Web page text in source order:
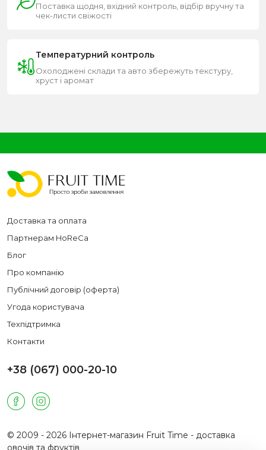
Поставка щодня, вхідний контроль, відбір вручну та
чек-листи свіжості
Температурний контроль
Охолоджені склади та авто збережуть текстуру,
хруст і аромат
Доставка та оплата
Партнерам HoReCa
Блог
Про компанію
Публічний договір (оферта)
Угода користувача
Техпідтримка
Контакти
+38 (067) 000-20-10
© 2009 - 2026 Інтернет-магазин Fruit Time - доставка
овочів та фруктів